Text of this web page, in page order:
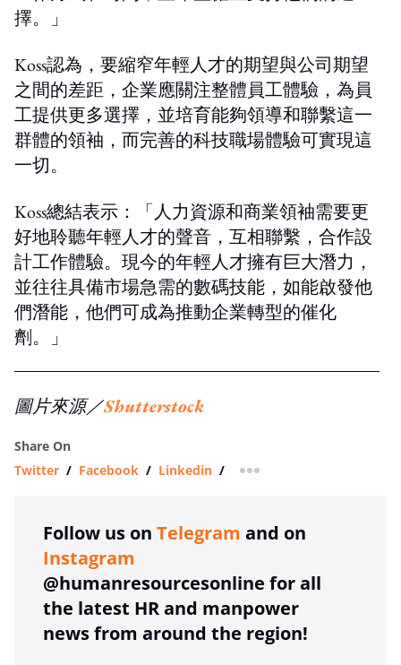
擇。」
Koss認為，要縮窄年輕人才的期望與公司期望
之間的差距，企業應關注整體員工體驗，為員
工提供更多選擇，並培育能夠領導和聯繫這一
群體的領袖，而完善的科技職場體驗可實現這
一切。
Koss總結表示：「人力資源和商業領袖需要更
好地聆聽年輕人才的聲音，互相聯繫，合作設
計工作體驗。現今的年輕人才擁有巨大潛力，
並往往具備市場急需的數碼技能，如能啟發他
們潛能，他們可成為推動企業轉型的催化
劑。」
圖片來源／Shutterstock
Share On
Twitter / Facebook / Linkedin / more sharing option
Follow us on Telegram and on
Instagram
@humanresourcesonline for all
the latest HR and manpower
news from around the region!